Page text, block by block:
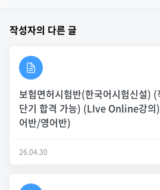
작성자의 다른 글
보험면허시험반(한국어시험신설) (
단기 합격 가능) (LIve Online강의
어반/영어반)
26.04.30